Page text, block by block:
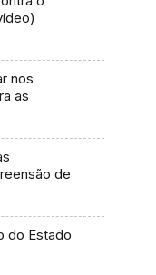
nos
as
de
do Estado